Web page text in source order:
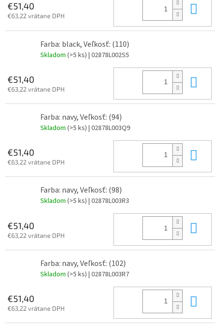
€51,40
€63,22 vrátane DPH
Farba: black, Veľkosť: (110)
Skladom (>5 ks) | 02878L002S5
€51,40
€63,22 vrátane DPH
Farba: navy, Veľkosť: (94)
Skladom (>5 ks) | 02878L003Q9
€51,40
€63,22 vrátane DPH
Farba: navy, Veľkosť: (98)
Skladom (>5 ks) | 02878L003R3
€51,40
€63,22 vrátane DPH
Farba: navy, Veľkosť: (102)
Skladom (>5 ks) | 02878L003R7
€51,40
€63,22 vrátane DPH